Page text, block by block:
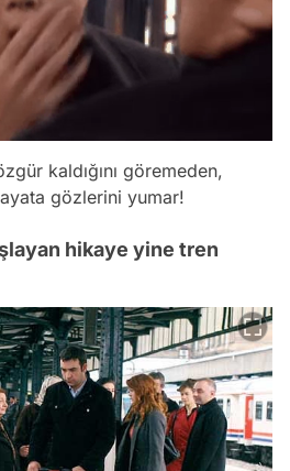
kaldığını göremeden,
gözlerini yumar!
hikaye yine tren